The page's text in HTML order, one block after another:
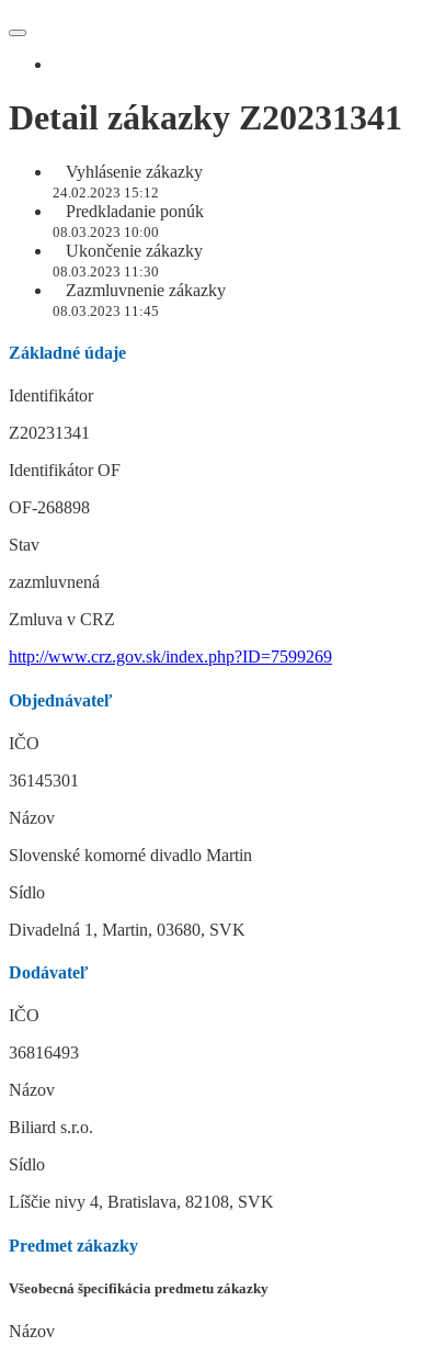
Detail zákazky Z20231341
Vyhlásenie zákazky
24.02.2023 15:12
Predkladanie ponúk
08.03.2023 10:00
Ukončenie zákazky
08.03.2023 11:30
Zazmluvnenie zákazky
08.03.2023 11:45
Základné údaje
Identifikátor
Z20231341
Identifikátor OF
OF-268898
Stav
zazmluvnená
Zmluva v CRZ
http://www.crz.gov.sk/index.php?ID=7599269
Objednávateľ
IČO
36145301
Názov
Slovenské komorné divadlo Martin
Sídlo
Divadelná 1, Martin, 03680, SVK
Dodávateľ
IČO
36816493
Názov
Biliard s.r.o.
Sídlo
Líščie nivy 4, Bratislava, 82108, SVK
Predmet zákazky
Všeobecná špecifikácia predmetu zákazky
Názov